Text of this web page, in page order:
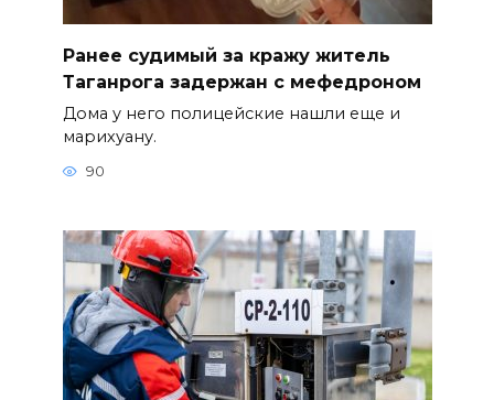
Ранее судимый за кражу житель
Таганрога задержан с мефедроном
Дома у него полицейские нашли еще и
марихуану.
90